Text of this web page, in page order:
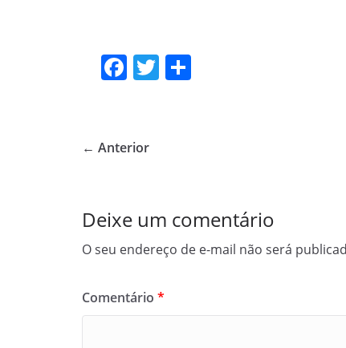
F
e
o
k
T
← Anterior
Deixe um comentário
O seu endereço de e-mail não será
Comentário *